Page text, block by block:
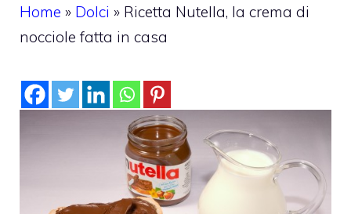
Home » Dolci » Ricetta Nutella, la crema di
nocciole fatta in casa